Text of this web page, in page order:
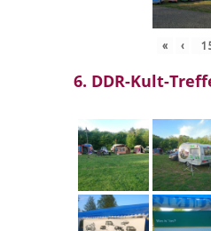
« ‹
6. DDR-Kult-